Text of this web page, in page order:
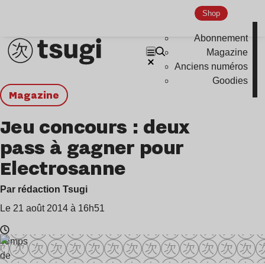
Shop
Abonnement
Magazine
Anciens numéros
Goodies
magazine
Jeu concours : deux
pass à gagner pour
Electrosanne
Par rédaction Tsugi
Le 21 août 2014 à 16h51
Temps
de